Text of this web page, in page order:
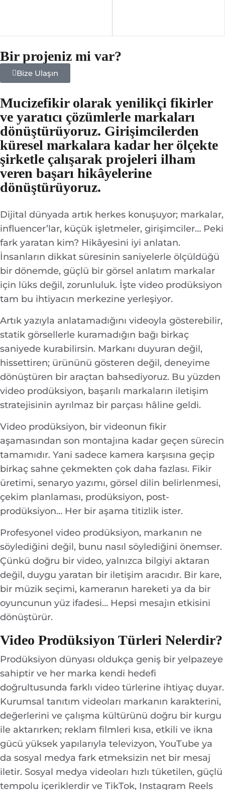
Bir projeniz mi var?
Bize Ulaşın
Mucizefikir olarak yenilikçi fikirler
ve yaratıcı çözümlerle markaları
dönüştürüyoruz. Girişimcilerden
küresel markalara kadar her ölçekte
şirketle çalışarak projeleri ilham
veren başarı hikâyelerine
dönüştürüyoruz.
Dijital dünyada artık herkes konuşuyor; markalar,
influencer’lar, küçük işletmeler, girişimciler… Peki
fark yaratan kim? Hikâyesini iyi anlatan.
İnsanların dikkat süresinin saniyelerle ölçüldüğü
bir dönemde, güçlü bir görsel anlatım markalar
için lüks değil, zorunluluk. İşte video prodüksiyon
tam bu ihtiyacın merkezine yerleşiyor.
Artık yazıyla anlatamadığını videoyla gösterebilir,
statik görsellerle kuramadığın bağı birkaç
saniyede kurabilirsin. Markanı duyuran değil,
hissettiren; ürününü gösteren değil, deneyime
dönüştüren bir araçtan bahsediyoruz. Bu yüzden
video prodüksiyon, başarılı markaların iletişim
stratejisinin ayrılmaz bir parçası hâline geldi.
Video prodüksiyon, bir videonun fikir
aşamasından son montajına kadar geçen sürecin
tamamıdır. Yani sadece kamera karşısına geçip
birkaç sahne çekmekten çok daha fazlası. Fikir
üretimi, senaryo yazımı, görsel dilin belirlenmesi,
çekim planlaması, prodüksiyon, post-
prodüksiyon… Her bir aşama titizlik ister.
Profesyonel video prodüksiyon, markanın ne
söylediğini değil, bunu nasıl söylediğini önemser.
Çünkü doğru bir video, yalnızca bilgiyi aktaran
değil, duygu yaratan bir iletişim aracıdır. Bir kare,
bir müzik seçimi, kameranın hareketi ya da bir
oyuncunun yüz ifadesi… Hepsi mesajın etkisini
dönüştürür.
Video Prodüksiyon Türleri Nelerdir?
Prodüksiyon dünyası oldukça geniş bir yelpazeye
sahiptir ve her marka kendi hedefi
doğrultusunda farklı video türlerine ihtiyaç duyar.
Kurumsal tanıtım videoları markanın karakterini,
değerlerini ve çalışma kültürünü doğru bir kurgu
ile aktarırken; reklam filmleri kısa, etkili ve ikna
gücü yüksek yapılarıyla televizyon, YouTube ya
da sosyal medya fark etmeksizin net bir mesaj
iletir. Sosyal medya videoları hızlı tüketilen, güçlü
tempolu içeriklerdir ve TikTok, Instagram Reels